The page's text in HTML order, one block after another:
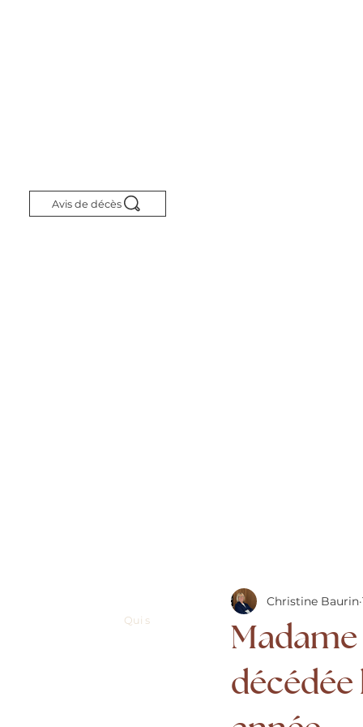
Qui sommes-nous? Organiser des
Avis de décès
décédée
Christine Baurin